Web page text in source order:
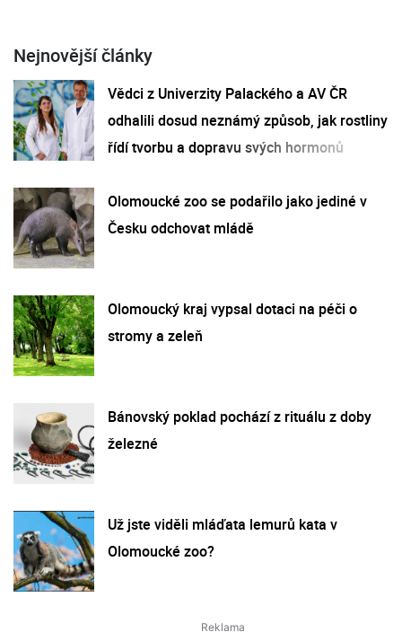
Nejnovější články
Vědci z Univerzity Palackého a AV ČR
odhalili dosud neznámý způsob, jak rostliny
řídí tvorbu a dopravu svých hormonů
Olomoucké zoo se podařilo jako jediné v
Česku odchovat mládě
Olomoucký kraj vypsal dotaci na péči o
stromy a zeleň
Bánovský poklad pochází z rituálu z doby
železné
Už jste viděli mláďata lemurů kata v
Olomoucké zoo?